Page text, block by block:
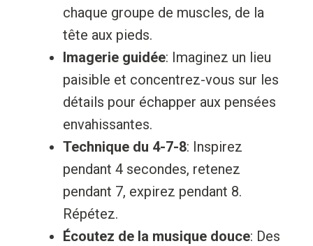
chaque groupe de muscles, de la
tête aux pieds.
Imagerie guidée: Imaginez un lieu
paisible et concentrez-vous sur les
détails pour échapper aux pensées
envahissantes.
Technique du 4-7-8: Inspirez
pendant 4 secondes, retenez
pendant 7, expirez pendant 8.
Répétez.
Écoutez de la musique douce: Des